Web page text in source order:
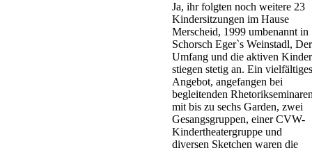
Ja, ihr folgten noch weitere 23
Kindersitzungen im Hause
Merscheid, 1999 umbenannt in
Schorsch Eger`s Weinstadl, Der
Umfang und die aktiven Kinder
stiegen stetig an. Ein vielfältiges
Angebot, angefangen bei
begleitenden
mit bis zu sechs Garden, zwei
Gesangsgruppen, einer CVW-
Kindertheatergruppe und
diversen Sketchen waren die